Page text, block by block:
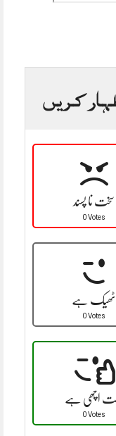
کریں
سخت نا پسند
0 Votes
ٹھیک ہے
0 Votes
اچھی ہے
0 Votes